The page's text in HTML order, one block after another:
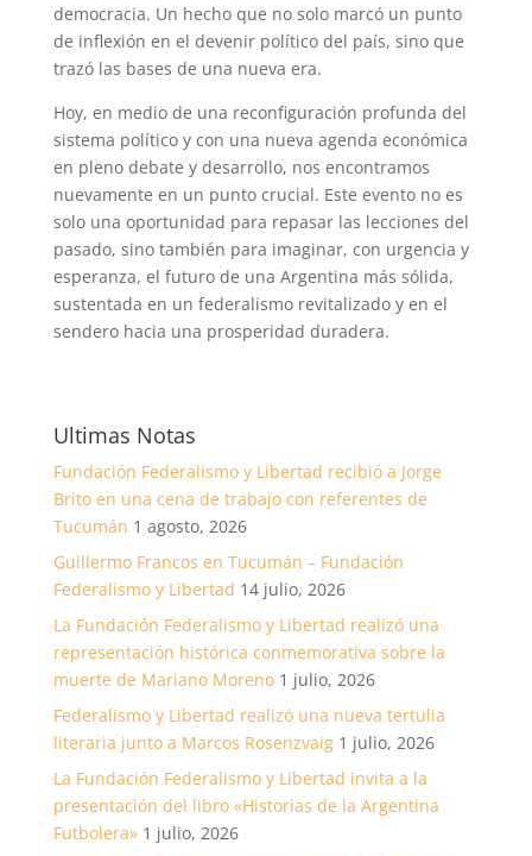
democracia. Un hecho que no solo marcó un punto
de inflexión en el devenir político del país, sino que
trazó las bases de una nueva era.
Hoy, en medio de una reconfiguración profunda del
sistema político y con una nueva agenda económica
en pleno debate y desarrollo, nos encontramos
nuevamente en un punto crucial. Este evento no es
solo una oportunidad para repasar las lecciones del
pasado, sino también para imaginar, con urgencia y
esperanza, el futuro de una Argentina más sólida,
sustentada en un federalismo revitalizado y en el
sendero hacia una prosperidad duradera.
Ultimas Notas
Fundación Federalismo y Libertad recibió a Jorge
Brito en una cena de trabajo con referentes de
Tucumán 1 agosto, 2026
Guillermo Francos en Tucumán – Fundación
Federalismo y Libertad 14 julio, 2026
La Fundación Federalismo y Libertad realizó una
representación histórica conmemorativa sobre la
muerte de Mariano Moreno 1 julio, 2026
Federalismo y Libertad realizó una nueva tertulia
literaria junto a Marcos Rosenzvaig 1 julio, 2026
La Fundación Federalismo y Libertad invita a la
presentación del libro «Historias de la Argentina
Futbolera» 1 julio, 2026